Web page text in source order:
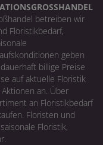
betreiben wir
Floristikbedarf,
geben
billige Preise
auf aktuelle Floristik
an. Über
an Floristikbedarf
Floristen und
Floristik,